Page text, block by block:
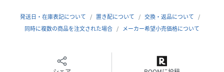
レザーを使用。
時間をかけて染色することでた落ち着いた彩度を表現。使い
ており、シンプルなデザインの中にクラフトマンシップを感
じられるよう仕上げています。
発送日・在庫表記について 置き配について
交換・返品について
同時に複数の商品を注文された場合
メーカー希望小売価格について